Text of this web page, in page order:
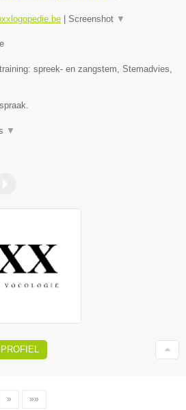
Screenshot ▼
spreek- en zangstem, Stemadvies,
▼
» »»